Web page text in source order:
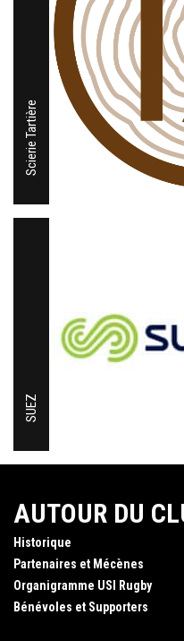
Scierie Tartière
SUEZ
AUTOUR DU
Historique
Partenaires et Mécènes
Organigramme USI Rugby
Bénévoles et Supporters